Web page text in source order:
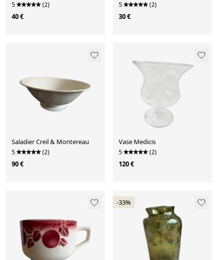
5 (2)
40 €
5 (2)
30 €
Saladier Creil & Montereau
5 (2)
90 €
Vase Medicis
5 (2)
120 €
-33%